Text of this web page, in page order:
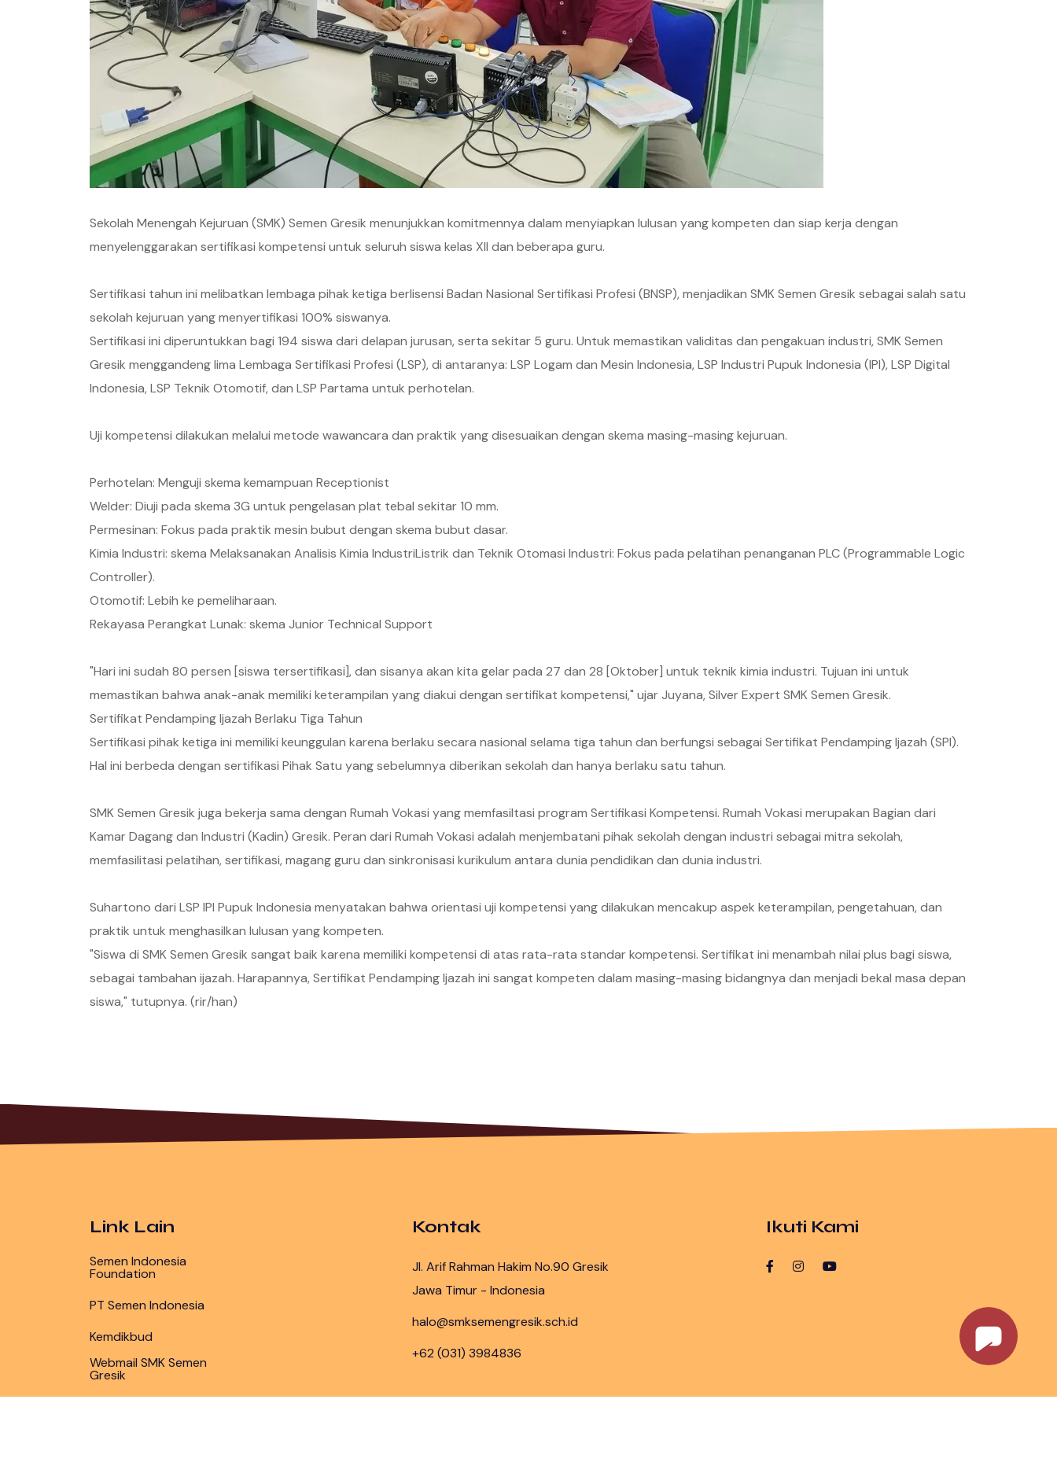
Sekolah Menengah Kejuruan (SMK) Semen Gresik menunjukkan komitmennya dalam menyiapkan lulusan yang kompeten dan siap kerja dengan
menyelenggarakan sertifikasi kompetensi untuk seluruh siswa kelas XII dan beberapa guru.
Sertifikasi tahun ini melibatkan lembaga pihak ketiga berlisensi Badan Nasional Sertifikasi Profesi (BNSP), menjadikan SMK Semen Gresik sebagai salah satu
sekolah kejuruan yang menyertifikasi 100% siswanya.
Sertifikasi ini diperuntukkan bagi 194 siswa dari delapan jurusan, serta sekitar 5 guru. Untuk memastikan validitas dan pengakuan industri, SMK Semen
Gresik menggandeng lima Lembaga Sertifikasi Profesi (LSP), di antaranya: LSP Logam dan Mesin Indonesia, LSP Industri Pupuk Indonesia (IPI), LSP Digital
Indonesia, LSP Teknik Otomotif, dan LSP Partama untuk perhotelan.
Uji kompetensi dilakukan melalui metode wawancara dan praktik yang disesuaikan dengan skema masing-masing kejuruan.
Perhotelan: Menguji skema kemampuan Receptionist
Welder: Diuji pada skema 3G untuk pengelasan plat tebal sekitar 10 mm.
Permesinan: Fokus pada praktik mesin bubut dengan skema bubut dasar.
Kimia Industri: skema Melaksanakan Analisis Kimia IndustriListrik dan Teknik Otomasi Industri: Fokus pada pelatihan penanganan PLC (Programmable Logic
Controller).
Otomotif: Lebih ke pemeliharaan.
Rekayasa Perangkat Lunak: skema Junior Technical Support
"Hari ini sudah 80 persen [siswa tersertifikasi], dan sisanya akan kita gelar pada 27 dan 28 [Oktober] untuk teknik kimia industri. Tujuan ini untuk
memastikan bahwa anak-anak memiliki keterampilan yang diakui dengan sertifikat kompetensi," ujar Juyana, Silver Expert SMK Semen Gresik.
Sertifikat Pendamping Ijazah Berlaku Tiga Tahun
Sertifikasi pihak ketiga ini memiliki keunggulan karena berlaku secara nasional selama tiga tahun dan berfungsi sebagai Sertifikat Pendamping Ijazah (SPI).
Hal ini berbeda dengan sertifikasi Pihak Satu yang sebelumnya diberikan sekolah dan hanya berlaku satu tahun.
SMK Semen Gresik juga bekerja sama dengan Rumah Vokasi yang memfasiltasi program Sertifikasi Kompetensi. Rumah Vokasi merupakan Bagian dari
Kamar Dagang dan Industri (Kadin) Gresik. Peran dari Rumah Vokasi adalah menjembatani pihak sekolah dengan industri sebagai mitra sekolah,
memfasilitasi pelatihan, sertifikasi, magang guru dan sinkronisasi kurikulum antara dunia pendidikan dan dunia industri.
Suhartono dari LSP IPI Pupuk Indonesia menyatakan bahwa orientasi uji kompetensi yang dilakukan mencakup aspek keterampilan, pengetahuan, dan
praktik untuk menghasilkan lulusan yang kompeten.
"Siswa di SMK Semen Gresik sangat baik karena memiliki kompetensi di atas rata-rata standar kompetensi. Sertifikat ini menambah nilai plus bagi siswa,
sebagai tambahan ijazah. Harapannya, Sertifikat Pendamping Ijazah ini sangat kompeten dalam masing-masing bidangnya dan menjadi bekal masa depan
siswa," tutupnya. (rir/han)
Link Lain
Semen Indonesia
Foundation
PT Semen Indonesia
Kemdikbud
Webmail SMK Semen
Gresik
Kontak
Jl. Arif Rahman Hakim No.90 Gresik
Jawa Timur - Indonesia
halo@smksemengresik.sch.id
+62 (031) 3984836
Ikuti Kami